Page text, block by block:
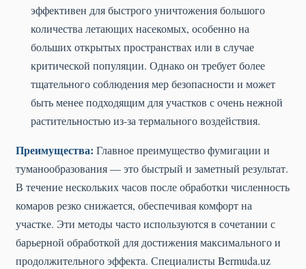
эффективен для быстрого уничтожения большого
количества летающих насекомых, особенно на
больших открытых пространствах или в случае
критической популяции. Однако он требует более
тщательного соблюдения мер безопасности и может
быть менее подходящим для участков с очень нежной
растительностью из-за термального воздействия.
Преимущества: Главное преимущество фумигации и
туманообразования — это быстрый и заметный результат.
В течение нескольких часов после обработки численность
комаров резко снижается, обеспечивая комфорт на
участке. Эти методы часто используются в сочетании с
барьерной обработкой для достижения максимального и
продолжительного эффекта. Специалисты Bermuda.uz